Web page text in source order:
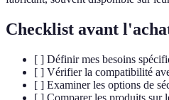
Checklist avant
[ ] Définir mes besoins
[ ] Vérifier la compatibilité
[ ] Examiner les options de
[ ] Comparer les produits sur